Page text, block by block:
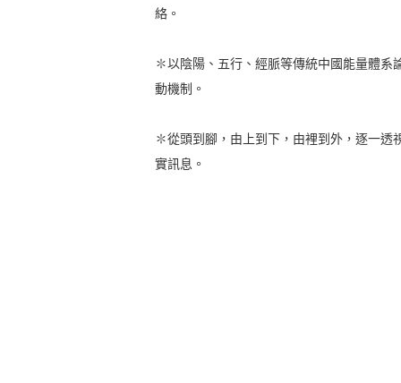
絡。
✽以陰陽、五行、經脈等傳統中國能量體系
動機制。
✽從頭到腳，由上到下，由裡到外，逐一透
實訊息。